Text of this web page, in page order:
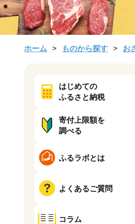
ホーム ものから探す お
はじめての
ふるさと納税
寄付上限額を
調べる
ふるラボとは
よくあるご質問
コラム